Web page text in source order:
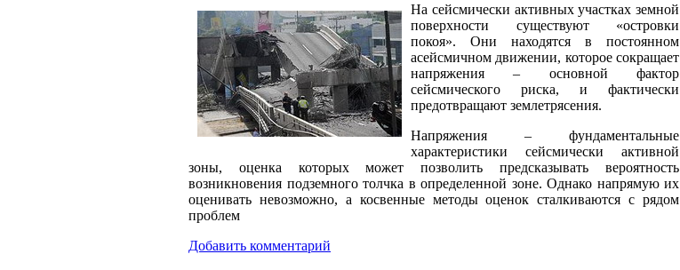
На сейсмически активных участках земной
поверхности существуют «островки
покоя». Они находятся в постоянном
асейсмичном движении, которое сокращает
напряжения – основной фактор
сейсмического риска, и фактически
предотвращают землетрясения.
Напряжения – фундаментальные
характеристики сейсмически активной
зоны, оценка которых может позволить предсказывать вероятность
возникновения подземного толчка в определенной зоне. Однако напрямую их
оценивать невозможно, а косвенные методы оценок сталкиваются с рядом
проблем
Добавить комментарий